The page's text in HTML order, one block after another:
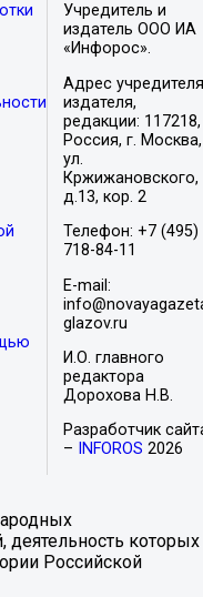
Учредитель и
издатель ООО ИА
«Инфорос».
Адрес
издателя,
редакции: 117218,
Россия, г. Москва,
ул.
Кржижановского,
д.13, кор. 2
Телефон: +7 (495)
718-84-11
E-mail:
glazov.ru
И.О. главного
редактора
Дорохова Н.В.
Разработчик
–
INFOROS 2026
деятельность которых
Российской